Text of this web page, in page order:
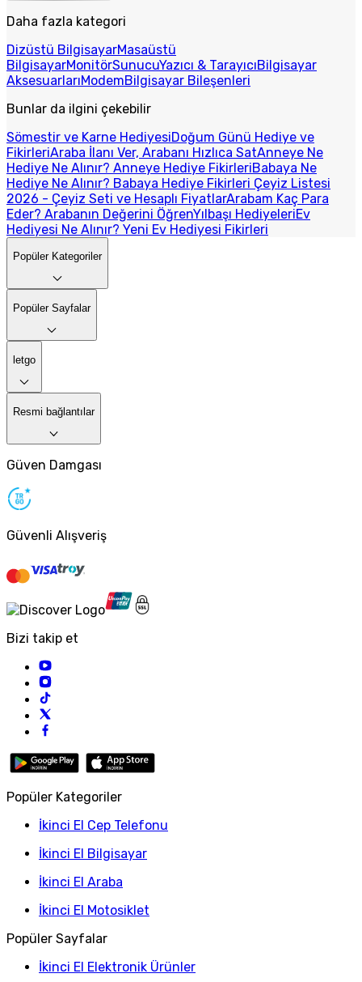
Daha fazla kategori
Dizüstü BilgisayarMasaüstü
BilgisayarMonitörSunucuYazıcı & TarayıcıBilgisayar
AksesuarlarıModemBilgisayar Bileşenleri
Bunlar da ilgini çekebilir
Sömestir ve Karne HediyesiDoğum Günü Hediye ve
FikirleriAraba İlanı Ver, Arabanı Hızlıca SatAnneye Ne
Hediye Ne Alınır? Anneye Hediye FikirleriBabaya Ne
Hediye Ne Alınır? Babaya Hediye Fikirleri Çeyiz Listesi
2026 - Çeyiz Seti ve Hesaplı FiyatlarArabam Kaç Para
Eder? Arabanın Değerini ÖğrenYılbaşı HediyeleriEv
Hediyesi Ne Alınır? Yeni Ev Hediyesi Fikirleri
Popüler Kategoriler
Popüler Sayfalar
letgo
Resmi bağlantılar
Güven Damgası
Güvenli Alışveriş
Bizi takip et
Popüler Kategoriler
İkinci El Cep Telefonu
İkinci El Bilgisayar
İkinci El Araba
İkinci El Motosiklet
Popüler Sayfalar
İkinci El Elektronik Ürünler